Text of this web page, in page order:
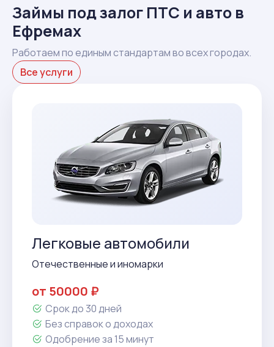
Займы под залог ПТС и авто в
Ефремах
Работаем по единым стандартам во всех городах.
Все услуги
Легковые автомобили
Отечественные и иномарки
от 50000 ₽
Срок до 30 дней
Без справок о доходах
Одобрение за 15 минут